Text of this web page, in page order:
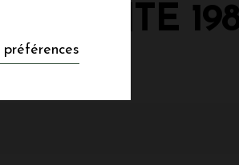
préférences